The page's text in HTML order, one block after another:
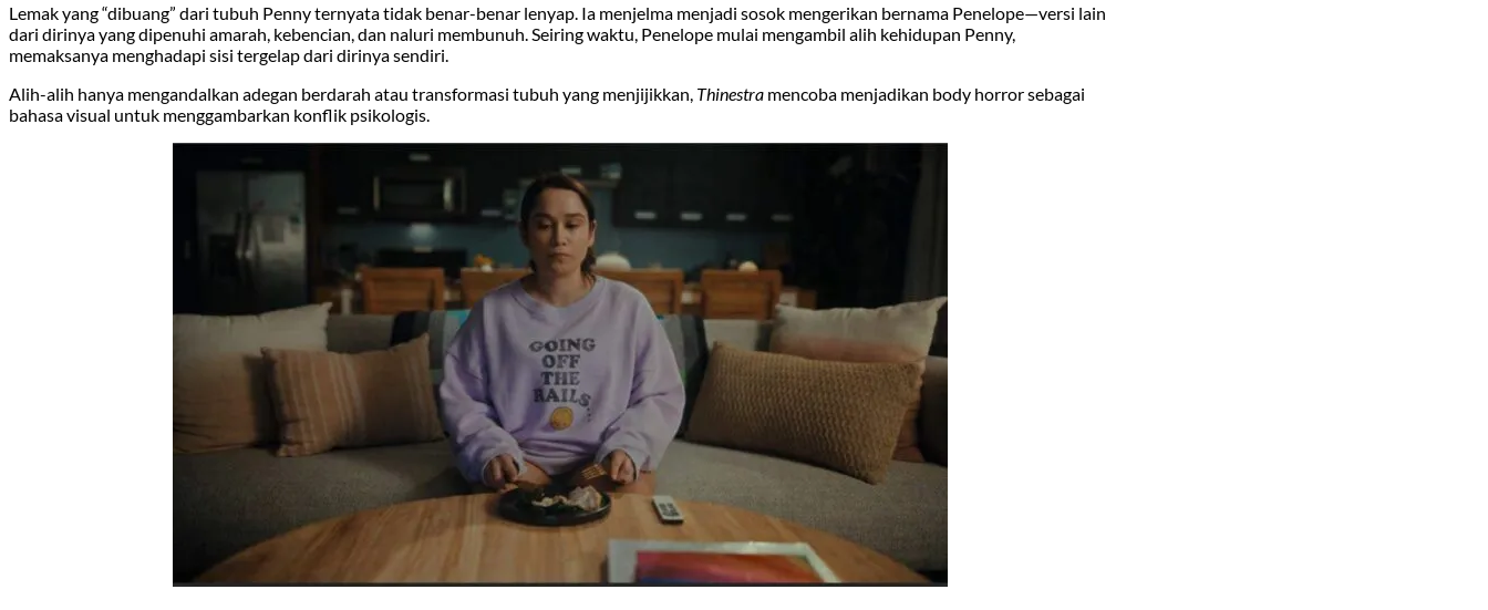
Lemak yang “dibuang” dari tubuh Penny ternyata tidak benar-benar lenyap. Ia menjelma menjadi sosok mengerikan bernama Penelope—versi lain
dari dirinya yang dipenuhi amarah, kebencian, dan naluri membunuh. Seiring waktu, Penelope mulai mengambil alih kehidupan Penny,
memaksanya menghadapi sisi tergelap dari dirinya sendiri.
Alih-alih hanya mengandalkan adegan berdarah atau transformasi tubuh yang menjijikkan, Thinestra mencoba menjadikan body horror sebagai
bahasa visual untuk menggambarkan konflik psikologis.